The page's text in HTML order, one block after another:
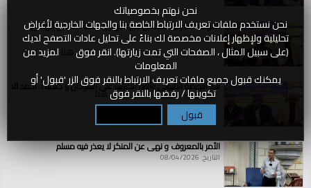
نحن نهتم بخصوصياتك
نحن نستخدم ملفات تعريف الارتباط الخاصة بنا والجهات الخارجية لأغراض
تحليلية ولإظهار إعلانات مخصصة لك بناءً على تحليل عادات التصفح لديك
(على سبيل المثال ، الصفحات التي تمت زيارتها). انقر فوق لمزيد من
المعلومات
يمكنك قبول جميع ملفات تعريف الارتباط بالنقر فوق الزر 'قبول' أو
تكوينها / رفضها بالنقر فوق
قبول
وتحيا|مقدساتنا|||الأخت|
القواعد الشرعية للتعامل مع الأنهار || كلمة أ. حسين الهادي
التاريخ: 08/04/2026
سد النهضة الاثيوبي وآثاره الكارثية على السودان || كلمة أ. أحمد
التاريخ: 08/04/2026
الأمر بالمعروف و نهي عن المنكر لا يعذر فيه مسلم
التاريخ: 08/04/2026